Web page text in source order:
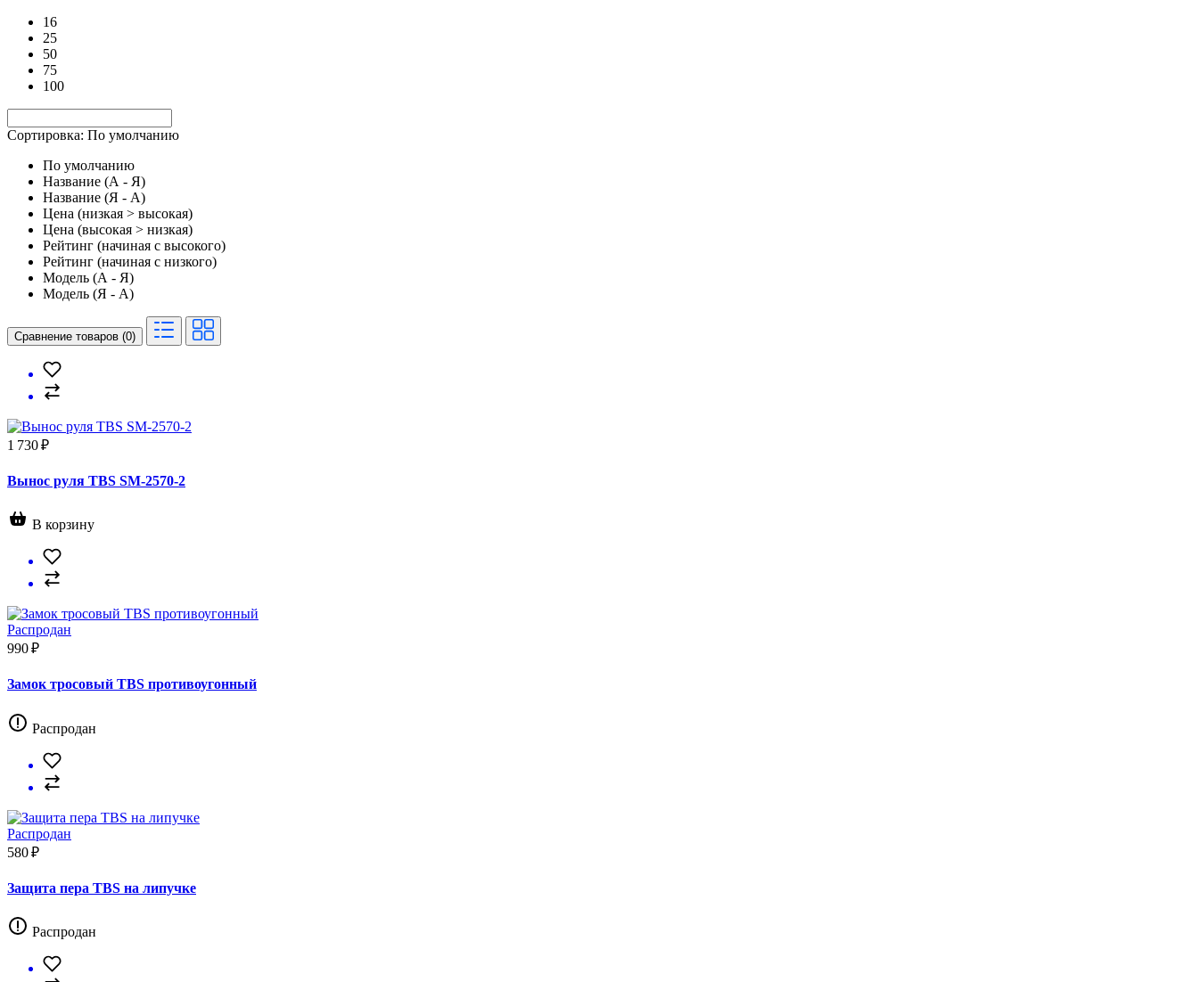
16
25
50
75
100
Сортировка: По умолчанию
По умолчанию
Название (А - Я)
Название (Я - А)
Цена (низкая > высокая)
Цена (высокая > низкая)
Рейтинг (начиная с высокого)
Рейтинг (начиная с низкого)
Модель (А - Я)
Модель (Я - А)
Сравнение товаров (0)
1 730 ₽
Вынос руля TBS SM-2570-2
В корзину
Распродан
990 ₽
Замок тросовый TBS противоугонный
Распродан
Распродан
580 ₽
Защита пера TBS на липучке
Распродан